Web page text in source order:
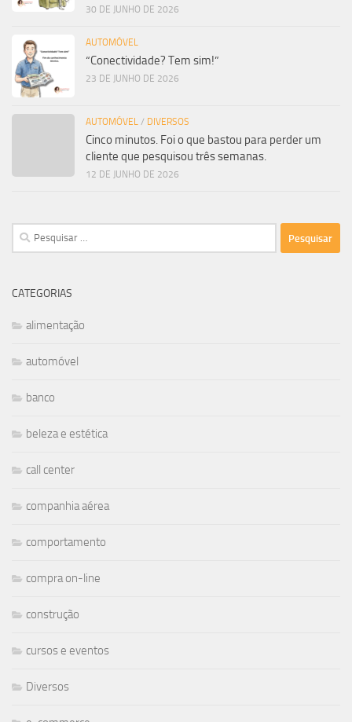
30 DE JUNHO DE 2026
AUTOMÓVEL
“Conectividade? Tem sim!”
23 DE JUNHO DE 2026
AUTOMÓVEL / DIVERSOS
Cinco minutos. Foi o que bastou para perder um
cliente que pesquisou três semanas.
12 DE JUNHO DE 2026
Pesquisar
por:
CATEGORIAS
alimentação
automóvel
banco
beleza e estética
call center
companhia aérea
comportamento
compra on-line
construção
cursos e eventos
Diversos